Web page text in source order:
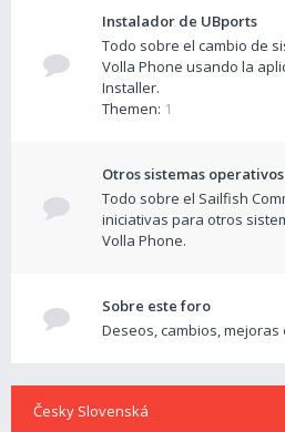
Instalador de UBports
Todo sobre el cambio de
Volla Phone usando la
Installer.
Themen: 1
Otros sistemas operativos
Todo sobre el Sailfish
iniciativas para otros
Volla Phone.
Sobre este foro
Deseos, cambios, mejoras
Česky Slovenská